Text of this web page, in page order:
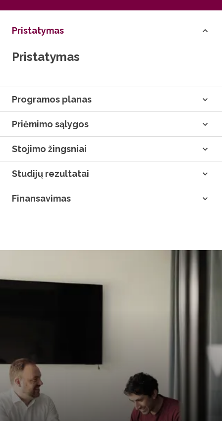
Pristatymas
Pristatymas
Programos planas
Priėmimo sąlygos
Stojimo žingsniai
Studijų rezultatai
Finansavimas